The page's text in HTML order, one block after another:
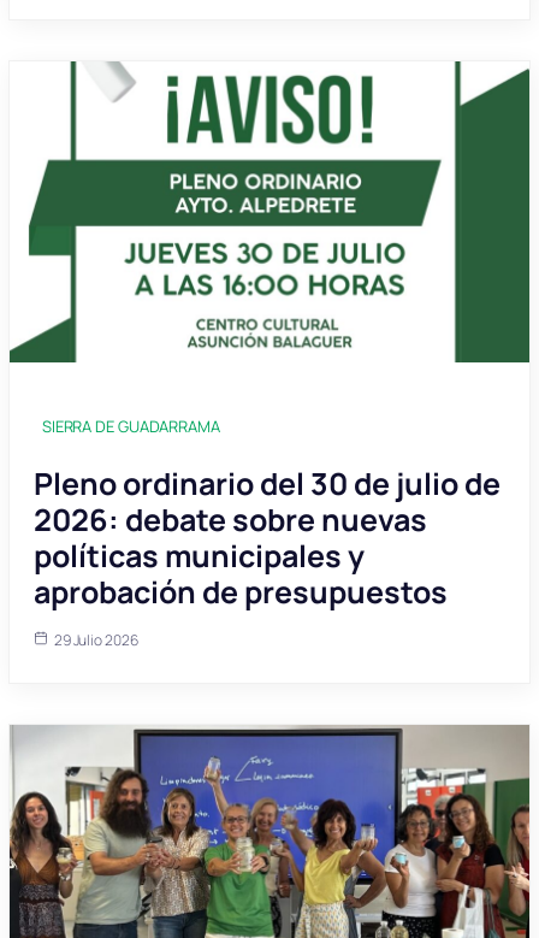
SIERRA DE GUADARRAMA
Pleno ordinario del 30 de julio de
2026: debate sobre nuevas
políticas municipales y
aprobación de presupuestos
29 Julio 2026